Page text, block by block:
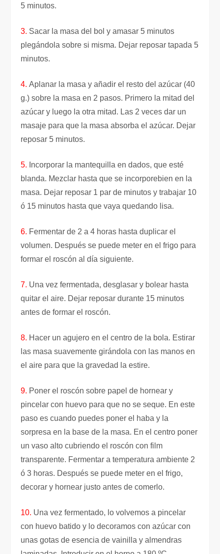
5 minutos.
3. Sacar la masa del bol y amasar 5 minutos
plegándola sobre si misma. Dejar reposar tapada 5
minutos.
4. Aplanar la masa y añadir el resto del azúcar (40
g.) sobre la masa en 2 pasos. Primero la mitad del
azúcar y luego la otra mitad. Las 2 veces dar un
masaje para que la masa absorba el azúcar. Dejar
reposar 5 minutos.
5. Incorporar la mantequilla en dados, que esté
blanda. Mezclar hasta que se incorporebien en la
masa. Dejar reposar 1 par de minutos y trabajar 10
ó 15 minutos hasta que vaya quedando lisa.
6. Fermentar de 2 a 4 horas hasta duplicar el
volumen. Después se puede meter en el frigo para
formar el roscón al día siguiente.
7. Una vez fermentada, desglasar y bolear hasta
quitar el aire. Dejar reposar durante 15 minutos
antes de formar el roscón.
8. Hacer un agujero en el centro de la bola. Estirar
las masa suavemente girándola con las manos en
el aire para que la gravedad la estire.
9. Poner el roscón sobre papel de hornear y
pincelar con huevo para que no se seque. En este
paso es cuando puedes poner el haba y la
sorpresa en la base de la masa. En el centro poner
un vaso alto cubriendo el roscón con film
transparente. Fermentar a temperatura ambiente 2
ó 3 horas. Después se puede meter en el frigo,
decorar y hornear justo antes de comerlo.
10. Una vez fermentado, lo volvemos a pincelar
con huevo batido y lo decoramos con azúcar con
unas gotas de esencia de vainilla y almendras